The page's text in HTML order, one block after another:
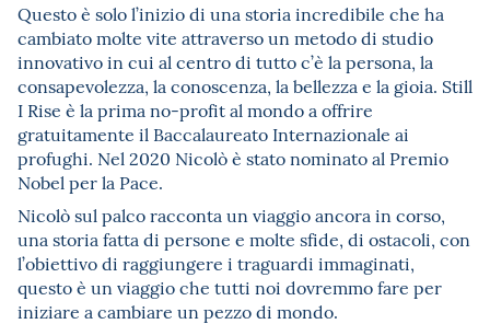
Questo è solo l’inizio di una storia incredibile che ha
cambiato molte vite attraverso un metodo di studio
innovativo in cui al centro di tutto c’è la persona, la
consapevolezza, la conoscenza, la bellezza e la gioia. Still
I Rise è la prima no-profit al mondo a offrire
gratuitamente il Baccalaureato Internazionale ai
profughi. Nel 2020 Nicolò è stato nominato al Premio
Nobel per la Pace.
Nicolò sul palco racconta un viaggio ancora in corso,
una storia fatta di persone e molte sfide, di ostacoli, con
l’obiettivo di raggiungere i traguardi immaginati,
questo è un viaggio che tutti noi dovremmo fare per
iniziare a cambiare un pezzo di mondo.